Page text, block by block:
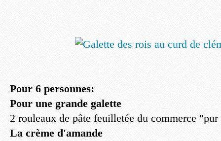
Pour 6 personnes:
Pour une grande galette
2 rouleaux de pâte feuilletée du commerce
La crème d'amande